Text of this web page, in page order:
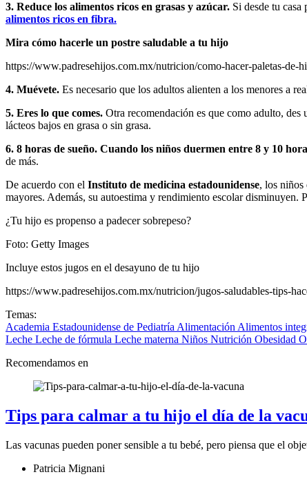
3. Reduce los alimentos ricos en grasas y azúcar. Si desde tu casa
alimentos ricos en fibra.
Mira cómo hacerle un postre saludable a tu hijo
https://www.padresehijos.com.mx/nutricion/como-hacer-paletas-de-
4. Muévete. Es necesario que los adultos alienten a los menores a
5. Eres lo que comes. Otra recomendación es que como adulto,
lácteos bajos en grasa o sin grasa.
6. 8 horas de sueño. Cuando los niños duermen entre 8 y 10
de más.
De acuerdo con el Instituto de medicina estadounidense, los niños
mayores. Además, su autoestima y rendimiento escolar
¿Tu hijo es propenso a padecer sobrepeso?
Foto: Getty Images
Incluye estos jugos en el desayuno de tu hijo
https://www.padresehijos.com.mx/nutricion/jugos-saludables-tips-
Temas:
Academia Estadounidense de Pediatría Alimentación Alimentos
Leche Leche de fórmula Leche materna Niños Nutrición Obesidad
Recomendamos en
Tips para calmar a tu hijo el día de la
Las vacunas pueden poner sensible a tu bebé, pero piensa que el
Patricia Mignani